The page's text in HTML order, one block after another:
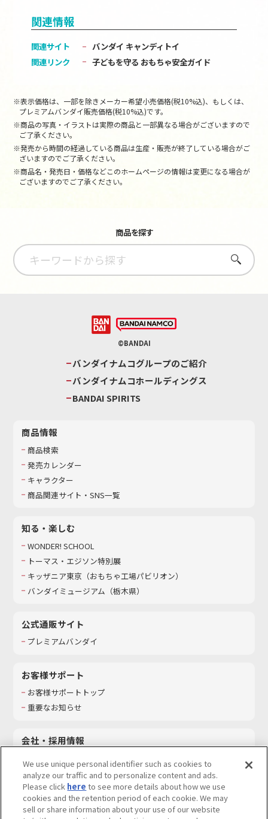
関連情報
関連サイト
バンダイ キャンディトイ
関連リンク
子どもを守る おもちゃ安全ガイド
※表示価格は、一部を除きメーカー希望小売価格(税10%込)、もしくは、
プレミアムバンダイ販売価格(税10%込)です。
※商品の写真・イラストは実際の商品と一部異なる場合がございますので
ご了承ください。
※発売から時間の経過している商品は生産・販売が終了している場合がご
ざいますのでご了承ください。
※商品名・発売日・価格などこのホームページの情報は変更になる場合が
ございますのでご了承ください。
商品を探す
さがす
©BANDAI
バンダイナムコグループのご紹介
バンダイナムコホールディングス
BANDAI SPIRITS
商品情報
商品検索
発売カレンダー
キャラクター
商品関連サイト・SNS一覧
知る・楽しむ
WONDER! SCHOOL
トーマス・エジソン特別展
キッザニア東京（おもちゃ工場パビリオン）​
バンダイミュージアム（栃木県）
公式通販サイト
プレミアムバンダイ
お客様サポート
お客様サポートトップ
重要なお知らせ
会社・採用情報
採用情報
サステナビリティ
お問い合わせ
We use unique personal identifier such as cookies to
analyze our traffic and to personalize content and ads.
Please click here to see more details about how we use
cookies and the retention period of each cookie. We may
sell or share information about your use of our website